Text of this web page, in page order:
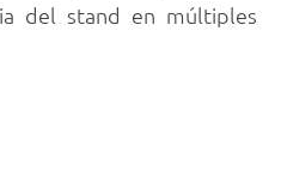
del stand en múltiples